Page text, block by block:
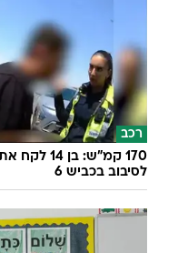
רכב
170 קמ"ש:
לסיבוב בכביש 6